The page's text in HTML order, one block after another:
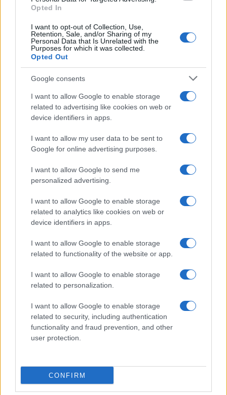
Opted In
I want to opt-out of Collection, Use,
Retention, Sale, and/or Sharing of my
Personal Data that Is Unrelated with the
Purposes for which it was collected.
Opted Out
Google consents
I want to allow Google to enable storage
related to advertising like cookies on web or
device identifiers in apps.
I want to allow my user data to be sent to
Google for online advertising purposes.
I want to allow Google to send me
personalized advertising.
I want to allow Google to enable storage
related to analytics like cookies on web or
device identifiers in apps.
I want to allow Google to enable storage
related to functionality of the website or app.
I want to allow Google to enable storage
related to personalization.
I want to allow Google to enable storage
related to security, including authentication
functionality and fraud prevention, and other
user protection.
CONFIRM
Már több mint egymillióan látogattak a 16 hónapja megnyílt
Magyar Zene Házába, amely idén nyáron és ősszel is több
száz programmal várja a közönséget.
EGYÉB
Stafétabottal vezénylik a Pannon
Filharmonikusokat
A zenekar 2023/2024-es OTT VAN című évadában tucatnyi
EGYÉB
14 bemutatóval készül a Szegedi Nemzeti
Két operabemutatóval, nagy zenés produkcióval,
ősbemutatóval, klasszikus és kortárs előadásokkal, a
legnépszerűbb darabjainak továbbjátszásával várja a
visszatérnek a gyerekelőadások.
EGYÉB
Hét premier a Thália Színház új évadában
Hét premierrel, köztük több magyarországi bemutatóval
társulat.